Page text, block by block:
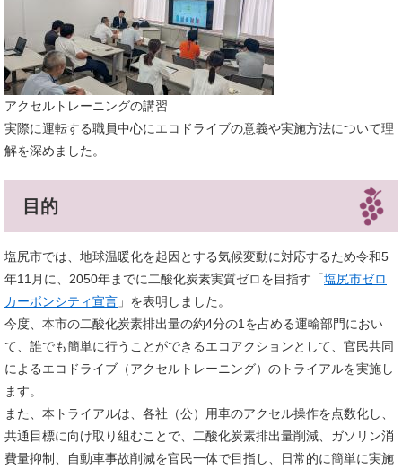
アクセルトレーニングの講習
実際に運転する職員中心にエコドライブの意義や実施方法について理
解を深めました。
目的
塩尻市では、地球温暖化を起因とする気候変動に対応するため令和5
年11月に、2050年までに二酸化炭素実質ゼロを目指す「塩尻市ゼロ
カーボンシティ宣言 」を表明しました。
今度、本市の二酸化炭素排出量の約4分の1を占める運輸部門におい
て、誰でも簡単に行うことができるエコアクションとして、官民共同
によるエコドライブ（アクセルトレーニング）のトライアルを実施し
ます。
また、本トライアルは、各社（公）用車のアクセル操作を点数化し、
共通目標に向け取り組むことで、二酸化炭素排出量削減、ガソリン消
費量抑制、自動車事故削減を官民一体で目指し、日常的に簡単に実施